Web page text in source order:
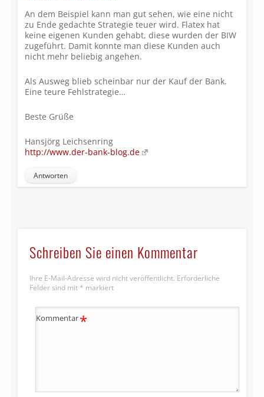
An dem Beispiel kann man gut sehen, wie eine nicht
zu Ende gedachte Strategie teuer wird. Flatex hat
keine eigenen Kunden gehabt, diese wurden der BIW
zugeführt. Damit konnte man diese Kunden auch
nicht mehr beliebig angehen.
Als Ausweg blieb scheinbar nur der Kauf der Bank.
Eine teure Fehlstrategie…
Beste Grüße
Hansjörg Leichsenring
http://www.der-bank-blog.de
Antworten
Schreiben Sie einen Kommentar
Ihre E-Mail-Adresse wird nicht veröffentlicht. Erforderliche
Felder sind mit * markiert
Kommentar*